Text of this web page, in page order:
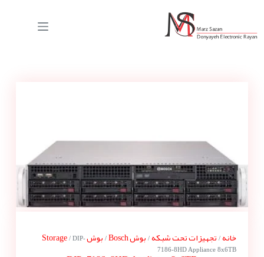
خانه/ تجهیزات تحت شبکه/ بوش Bosch / بوش Storage/ DIP-
7186-8HD Appliance 8x6TB